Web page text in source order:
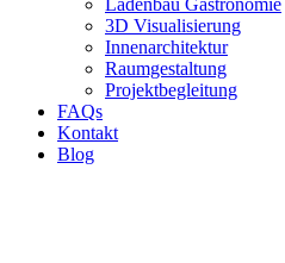
Ladenbau Gastronomie
3D Visualisierung
Innenarchitektur
Raumgestaltung
Projektbegleitung
FAQs
Kontakt
Blog